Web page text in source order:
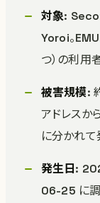
対象:
Yoroi。
つ）の利用
被害規模:
アドレスか
に分かれ
発生日 :
06-25 に調